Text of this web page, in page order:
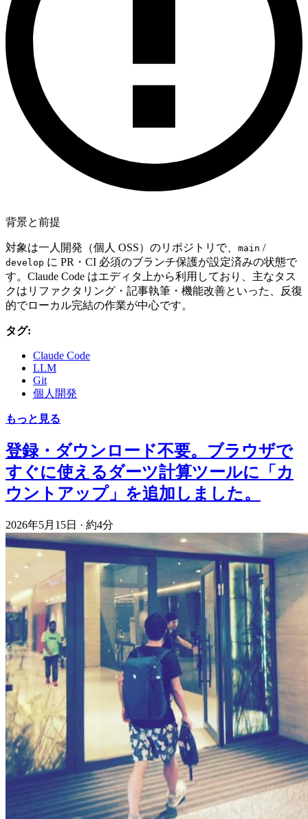
背景と前提
対象は一人開発（個人 OSS）のリポジトリで、 main /
develop に PR・CI 必須のブランチ保護が設定済みの状態で
す。Claude Code はエディタ上から利用しており、主なタス
クはリファクタリング・記事執筆・機能改善といった、反復
的でローカル完結の作業が中心です。
タグ:
Claude Code
LLM
Git
個人開発
もっと見る
登録・ダウンロード不要。ブラウザで
すぐに使えるダーツ計算ツールに「カ
ウントアップ」を追加しました。
2026年5月15日 · 約4分